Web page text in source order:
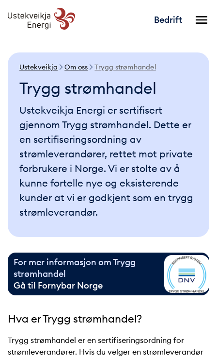
Bedrift
Ustekveikja Om oss Trygg strømhandel
Trygg strømhandel
Ustekveikja Energi er sertifisert
gjennom Trygg strømhandel. Dette er
en sertifiseringsordning av
strømleverandører, rettet mot private
forbrukere i Norge. Vi er stolte av å
kunne fortelle nye og eksisterende
kunder at vi er godkjent som en trygg
strømleverandør.
For mer informasjon om Trygg
strømhandel
Gå til Fornybar Norge
Hva er Trygg strømhandel?
Trygg strømhandel er en sertifiseringsordning for
strømleverandører. Hvis du velger en strømleverandør